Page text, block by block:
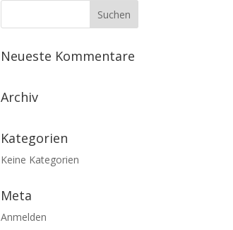
Neueste Kommentare
Archiv
Kategorien
Keine Kategorien
Meta
Anmelden